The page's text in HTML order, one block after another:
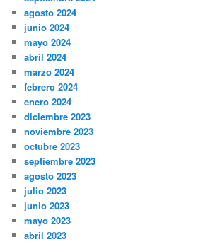
agosto 2024
junio 2024
mayo 2024
abril 2024
marzo 2024
febrero 2024
enero 2024
diciembre 2023
noviembre 2023
octubre 2023
septiembre 2023
agosto 2023
julio 2023
junio 2023
mayo 2023
abril 2023